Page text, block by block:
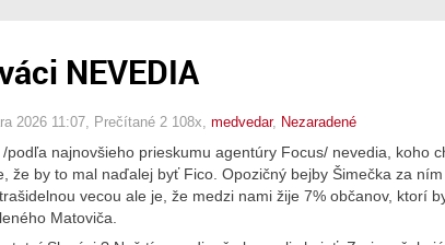
NEVEDIA
2026 11:07 , Prečítané 2 108x, medvedar, Nezaradené
/podľa najnovšieho prieskumu agentúry Focus/ nevedia, koho
že by to mal naďalej byť Fico. Opozičný bejby Šimečka za
vecou ale je, že medzi nami žije 7% občanov, ktorí
Matoviča.